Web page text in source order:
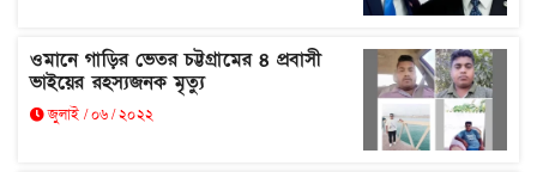
ওমানে গাড়ির ভেতর চট্টগ্রামের ৪ প্রবাসী
ভাইয়ের রহস্যজনক মৃত্যু
জুলাই / ০৬ / ২০২২